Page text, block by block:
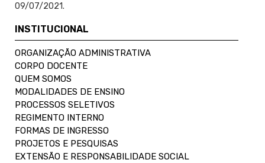
09/07/2021.
INSTITUCIONAL
ORGANIZAÇÃO ADMINISTRATIVA
CORPO DOCENTE
QUEM SOMOS
MODALIDADES DE ENSINO
PROCESSOS SELETIVOS
REGIMENTO INTERNO
FORMAS DE INGRESSO
PROJETOS E PESQUISAS
EXTENSÃO E RESPONSABILIDADE SOCIAL